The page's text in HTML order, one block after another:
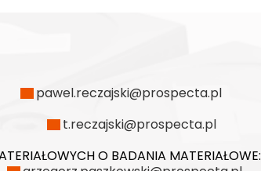
pawel.reczajski@prospecta.pl
t.reczajski@prospecta.pl
O BADANIA MATERIAŁOWE: